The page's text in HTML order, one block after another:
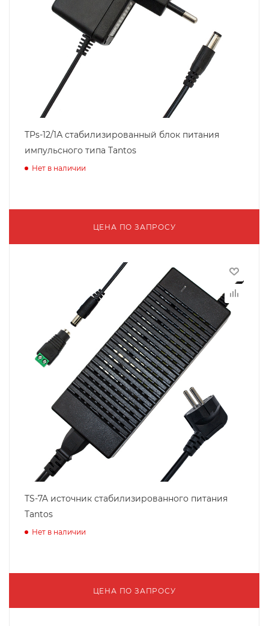
TPs-12/1А cтабилизированный блок питания
импульсного типа Tantos
Нет в наличии
ЦЕНА ПО ЗАПРОСУ
TS-7A источник стабилизированного питания
Tantos
Нет в наличии
ЦЕНА ПО ЗАПРОСУ